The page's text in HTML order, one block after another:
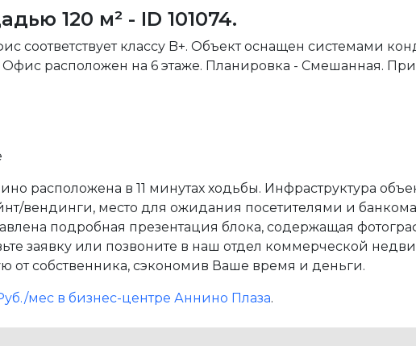
120 м² - ID 101074.
соответствует классу B+. Объект оснащен системами
расположен на 6 этаже. Планировка - Смешанная.
расположена в 11 минутах ходьбы. Инфраструктура
вендинги, место для ожидания посетителями и
подробная презентация блока, содержащая
заявку или позвоните в наш отдел коммерческой
от собственника, сэкономив Ваше время и деньги.
мес в бизнес-центре Аннино Плаза.